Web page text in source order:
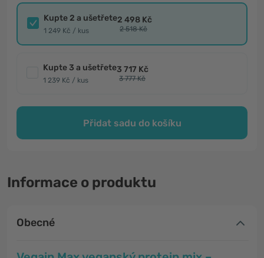
Kupte 2 a ušetřete
1 249 Kč / kus
2 498 Kč
2 518 Kč
Kupte 3 a ušetřete
1 239 Kč / kus
3 717 Kč
3 777 Kč
Přidat sadu do košíku
Informace o produktu
Obecné